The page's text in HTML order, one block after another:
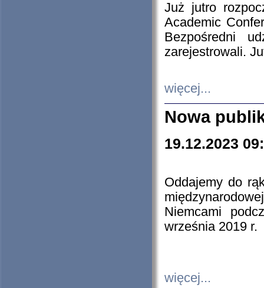
Już jutro
Academic
Bezpośredni
zarejestrowali.
więcej...
Nowa
19.12.2023
Oddajemy do
Niemcami
września 2019 r.
więcej...